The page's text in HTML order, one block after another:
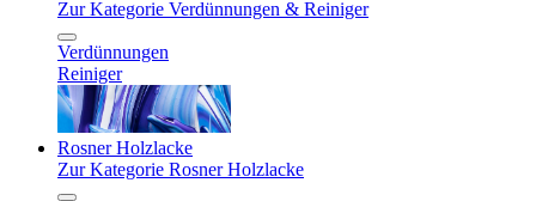
Zur Kategorie Verdünnungen & Reiniger
Verdünnungen
Reiniger
Rosner Holzlacke
Zur Kategorie Rosner Holzlacke